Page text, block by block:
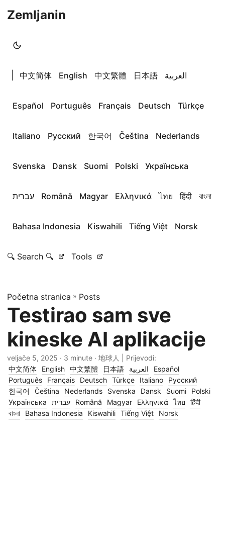
Zemljanin
中文简体 English 中文繁體 日本語 العربية
Español Português Français Deutsch Türkçe
Italiano Русский 한국어 Čeština Nederlands
Svenska Dansk Suomi Polski Українська
עברית Română Magyar Ελληνικά ไทย हिंदी বাংলা
Bahasa Indonesia Kiswahili Tiếng Việt Norsk
🔍 Search 🔍 Tools
Početna stranica » Posts
Testirao sam sve
kineske AI aplikacije
veljače 5, 2025 · 3 minute · 地球人 | Prijevodi:
中文简体
English 中文繁體 日本語 العربية
Español
Português
Français Deutsch Türkçe Italiano
Русский
한국어
Čeština Nederlands Svenska Dansk Suomi
Polski
Українська
עברית Română Magyar Ελληνικά ไทย
हिंदी
বাংলা
Bahasa Indonesia Kiswahili Tiếng Việt Norsk